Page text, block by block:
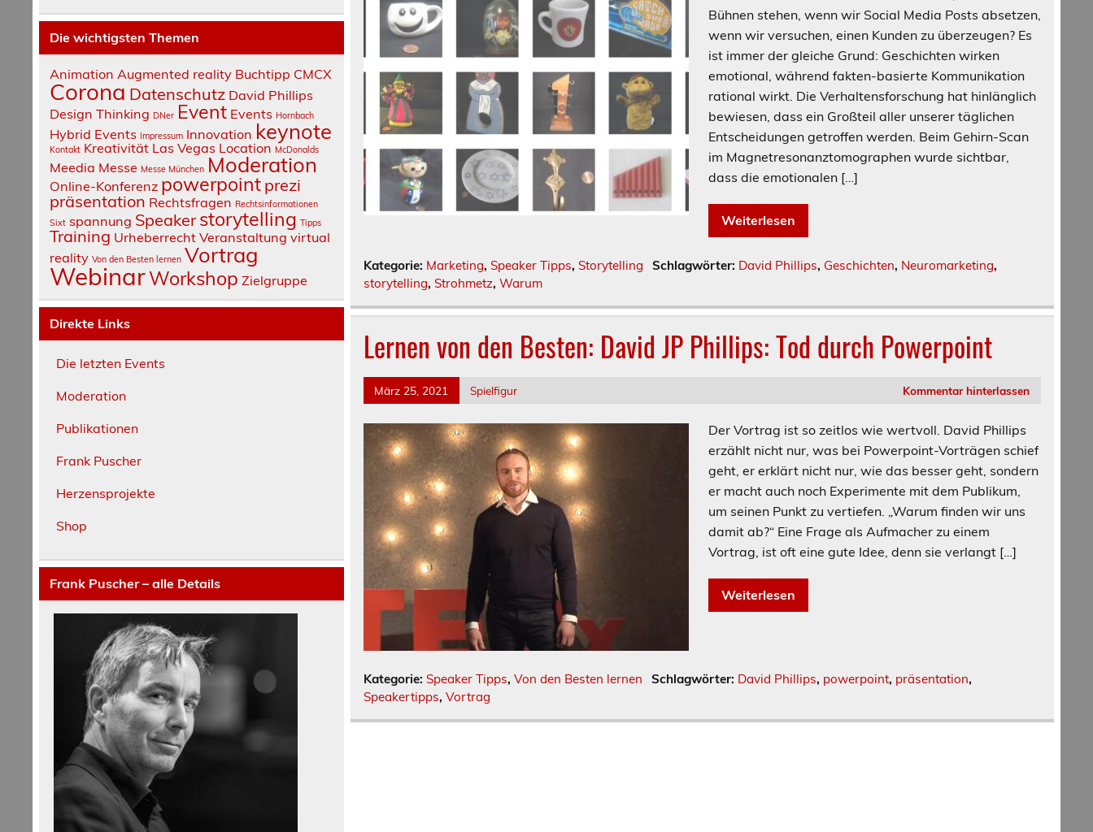
Bühnen stehen, wenn wir Social Media Posts absetzen,
wenn wir versuchen, einen Kunden zu überzeugen? Es
ist immer der gleiche Grund: Geschichten wirken
emotional, während fakten-basierte Kommunikation
rational wirkt. Die Verhaltensforschung hat hinlänglich
bewiesen, dass ein Großteil aller unserer täglichen
Entscheidungen getroffen werden. Beim Gehirn-Scan
im Magnetresonanztomographen wurde sichtbar,
dass die emotionalen […]
Weiterlesen
Kategorie: Marketing, Speaker Tipps, Storytelling Schlagwörter: David Phillips, Geschichten, Neuromarketing,
storytelling, Strohmetz, Warum
Lernen von den Besten: David JP Phillips: Tod durch Powerpoint
März 25, 2021 Spielfigur Kommentar hinterlassen
Der Vortrag ist so zeitlos wie wertvoll. David Phillips
erzählt nicht nur, was bei Powerpoint-Vorträgen schief
geht, er erklärt nicht nur, wie das besser geht, sondern
er macht auch noch Experimente mit dem Publikum,
um seinen Punkt zu vertiefen. „Warum finden wir uns
damit ab?“ Eine Frage als Aufmacher zu einem
Vortrag, ist oft eine gute Idee, denn sie verlangt […]
Weiterlesen
Kategorie: Speaker Tipps, Von den Besten lernen Schlagwörter: David Phillips, powerpoint, präsentation,
Speakertipps, Vortrag
Die wichtigsten Themen
Animation Augmented reality Buchtipp CMCX
Corona Datenschutz David Phillips
Design Thinking DNer Event Events Hornbach
Hybrid Events Impressum Innovation keynote
Kontakt Kreativität Las Vegas Location McDonalds
Meedia Messe Messe München Moderation
Online-Konferenz powerpoint prezi
präsentation Rechtsfragen Rechtsinformationen
Sixt spannung Speakerstorytelling Tipps
Training Urheberrecht Veranstaltung virtual
reality Von den Besten lernen Vortrag
WebinarWorkshop Zielgruppe
Direkte Links
Die letzten Events
Moderation
Publikationen
Frank Puscher
Herzensprojekte
Shop
Frank Puscher – alle Details